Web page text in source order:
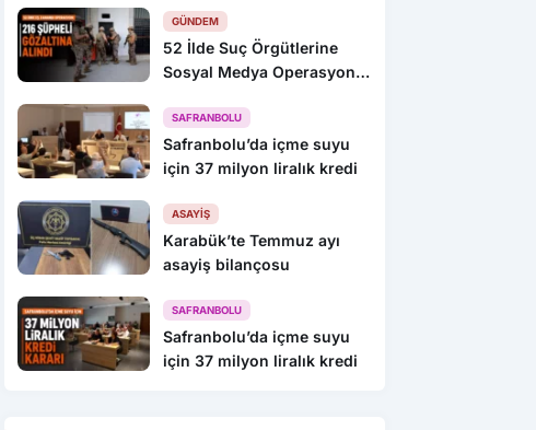
GÜNDEM
52 İlde Suç Örgütlerine
Sosyal Medya Operasyonu:
SAFRANBOLU
Safranbolu’da içme suyu
için 37 milyon liralık kredi
ASAYIŞ
Karabük’te Temmuz ayı
asayiş bilançosu
SAFRANBOLU
Safranbolu’da içme suyu
için 37 milyon liralık kredi